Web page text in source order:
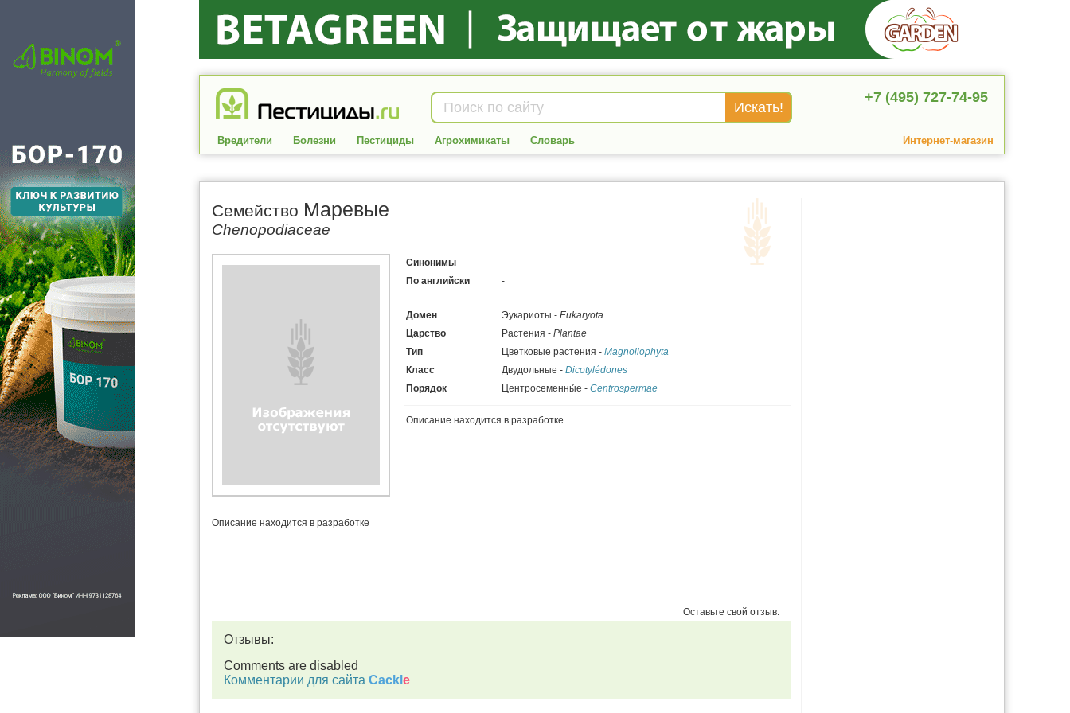
+7 (495) 727-74-95
Вредители Болезни Пестициды Агрохимикаты Словарь Интернет-магазин
Семейство Маревые
Chenopodiaceae
Синонимы
-
По английски
-
Домен Эукариоты - Eukaryota
Царство
Растения - Plantae
Тип
Цветковые растения - Magnoliophyta
Класс
Двудольные - Dicotylédones
Порядок
Центросеменны́е - Centrospermae
Описание находится в разработке
Описание находится в разработке
Оставьте свой отзыв:
Отзывы:
Comments are disabled
Комментарии для сайта Cackl e